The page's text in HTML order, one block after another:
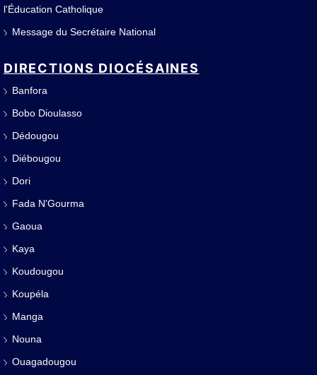
l'Éducation Catholique
Message du Secrétaire National
DIRECTIONS DIOCÉSAINES
Banfora
Bobo Dioulasso
Dédougou
Diébougou
Dori
Fada N'Gourma
Gaoua
Kaya
Koudougou
Koupéla
Manga
Nouna
Ouagadougou